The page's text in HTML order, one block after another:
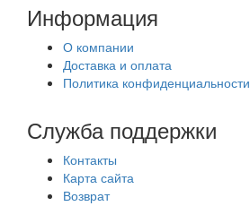
Информация
О компании
Доставка и оплата
Политика конфиденциальности
Служба поддержки
Контакты
Карта сайта
Возврат